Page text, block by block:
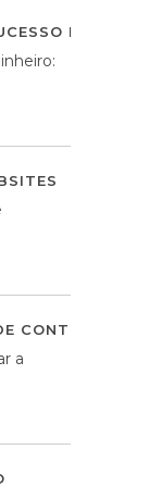
DE
CONTEÚDOS
a